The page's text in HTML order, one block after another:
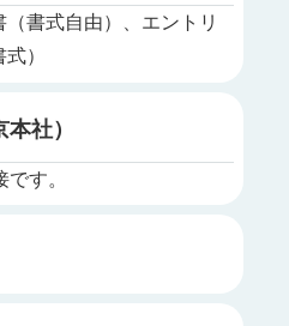
書式自由）、エントリ
）
社）
す。